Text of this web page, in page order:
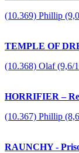
(10.369) Phillip
TEMPLE OF
(10.368) Olaf (9,6/
HORRIFIER –
(10.367) Phillip
RAUNCHY -